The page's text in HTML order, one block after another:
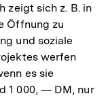
zeigt sich z. B. in
Öffnung zu
und soziale
werfen
es sie
1 000, — DM, nur